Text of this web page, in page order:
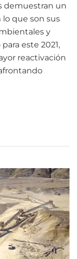
demuestran un
que son sus
y
este 2021,
reactivación